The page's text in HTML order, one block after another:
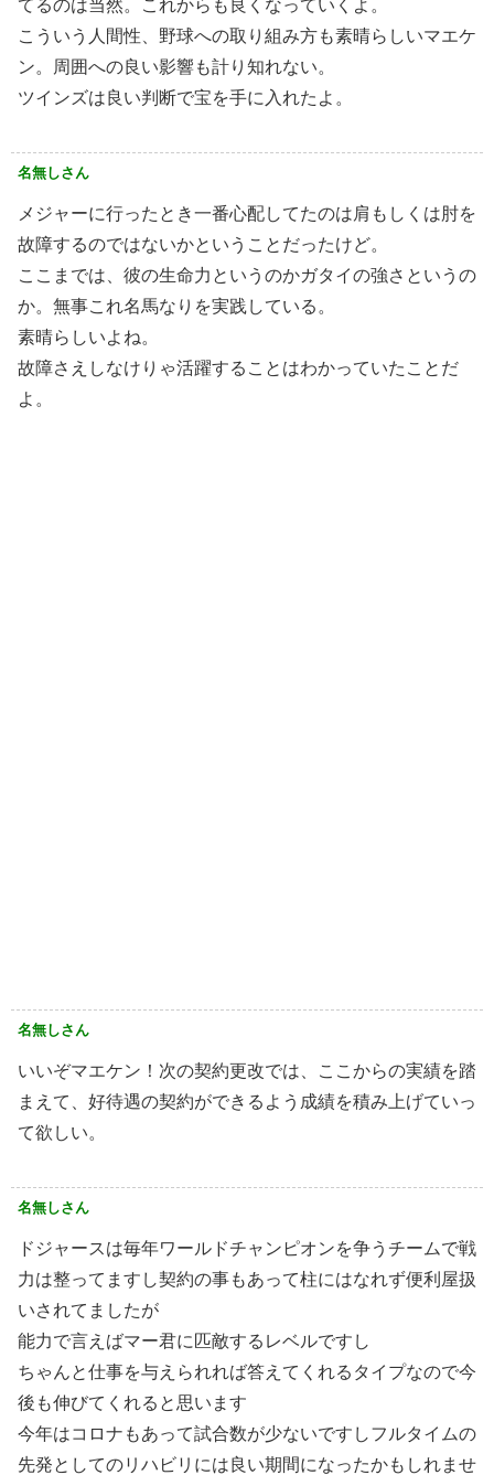
てるのは当然。これからも良くなっていくよ。
こういう人間性、野球への取り組み方も素晴らしいマエケ
ン。周囲への良い影響も計り知れない。
ツインズは良い判断で宝を手に入れたよ。
名無しさん
メジャーに行ったとき一番心配してたのは肩もしくは肘を
故障するのではないかということだったけど。
ここまでは、彼の生命力というのかガタイの強さというの
か。無事これ名馬なりを実践している。
素晴らしいよね。
故障さえしなけりゃ活躍することはわかっていたことだ
よ。
名無しさん
いいぞマエケン！次の契約更改では、ここからの実績を踏
まえて、好待遇の契約ができるよう成績を積み上げていっ
て欲しい。
名無しさん
ドジャースは毎年ワールドチャンピオンを争うチームで戦
力は整ってますし契約の事もあって柱にはなれず便利屋扱
いされてましたが
能力で言えばマー君に匹敵するレベルですし
ちゃんと仕事を与えられれば答えてくれるタイプなので今
後も伸びてくれると思います
今年はコロナもあって試合数が少ないですしフルタイムの
先発としてのリハビリには良い期間になったかもしれませ